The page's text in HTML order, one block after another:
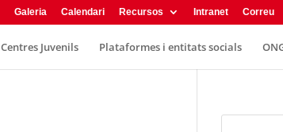
Galeria Calendari Recursos Intranet Correu
Centres Juvenils Plataformes i entitats socials